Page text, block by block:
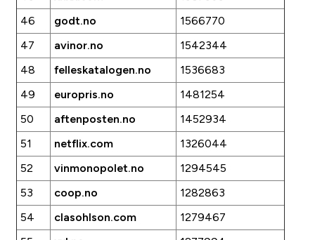
46
godt.no
1566770
47
avinor.no
1542344
48
felleskatalogen.no
1536683
49
europris.no
1481254
50
aftenposten.no
1452934
51
netflix.com
1326044
52
vinmonopolet.no
1294545
53
coop.no
1282863
54
clasohlson.com
1279467